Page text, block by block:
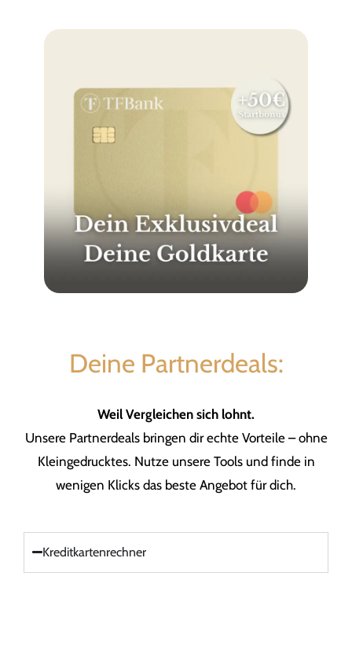
Deine Partnerdeals:
Weil Vergleichen sich lohnt.
Unsere Partnerdeals bringen dir echte Vorteile – ohne
Kleingedrucktes. Nutze unsere Tools und finde in
wenigen Klicks das beste Angebot für dich.
Kreditkartenrechner